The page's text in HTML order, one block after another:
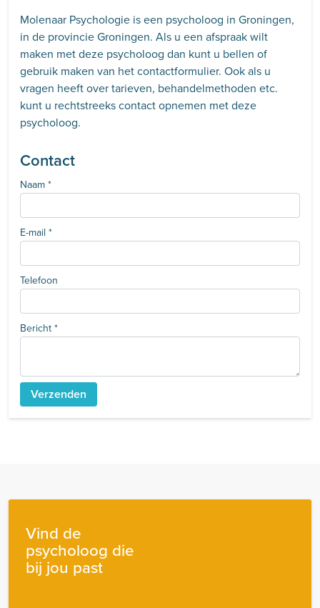
Molenaar Psychologie is een psycholoog in Groningen,
in de provincie Groningen. Als u een afspraak wilt
maken met deze psycholoog dan kunt u bellen of
gebruik maken van het contactformulier. Ook als u
vragen heeft over tarieven, behandelmethoden etc.
kunt u rechtstreeks contact opnemen met deze
psycholoog.
Contact
Naam*
E-mail *
Telefoon
Bericht*
Vind de
psycholoog die
bij jou past